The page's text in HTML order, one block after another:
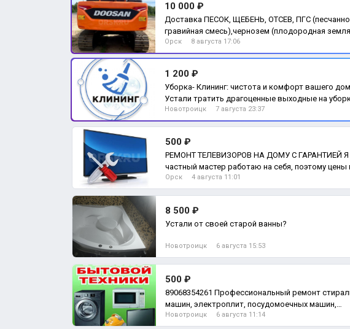
10 000 ₽
Доставка ПЕСОК, ЩЕБЕНЬ, ОТСЕВ, ПГС (песчанно
гравийная смесь),чернозем (плодородная
Перегной
Орск 8 августа 17:06
1 200 ₽
Уборка- Клининг: чистота и комфорт вашего
Устали тратить драгоценные выходные на
Ком
Новотроицк 7 августа 23:37
500 ₽
РЕМОНТ ТЕЛЕВИЗОРОВ НА ДОМУ С ГАРАНТИЕЙ Я
частный мастер работаю на себя, поэтому цены
разы ниж
Орск 4 августа 11:01
8 500 ₽
Устали от своей старой ванны?
Новотроицк 6 августа 15:53
500 ₽
89068354261 Профессиональный ремонт
машин, электроплит, посудомоечных машин,
водонагреват
Новотроицк 6 августа 11:14